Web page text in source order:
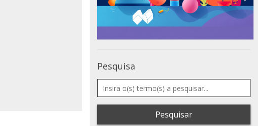
Pesquisa
Pesquisar